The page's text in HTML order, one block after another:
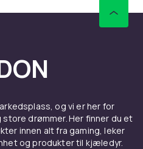
du merker noen
og vi er her for
drømmer. Her finner du et
innen alt fra gaming, leker
og produkter til kjæledyr.